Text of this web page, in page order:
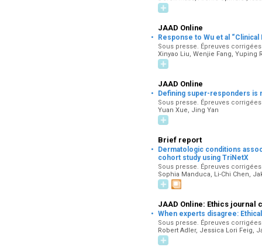
JAAD Online
· Response to Wu et al
Sous presse. Épreuves
Xinyao Liu, Wenjie Fang, Yuping
JAAD Online
· Defining super-responders is
Sous presse. Épreuves
Yuan Xue, Jing Yan
Brief report
·
Dermatologic conditions
cohort study using TriNetX
Sous presse. Épreuves
Sophia Manduca, Li-Chi Chen,
JAAD Online: Ethics journal
· When experts disagree:
Sous presse. Épreuves
Robert Adler, Jessica Lori Feig,